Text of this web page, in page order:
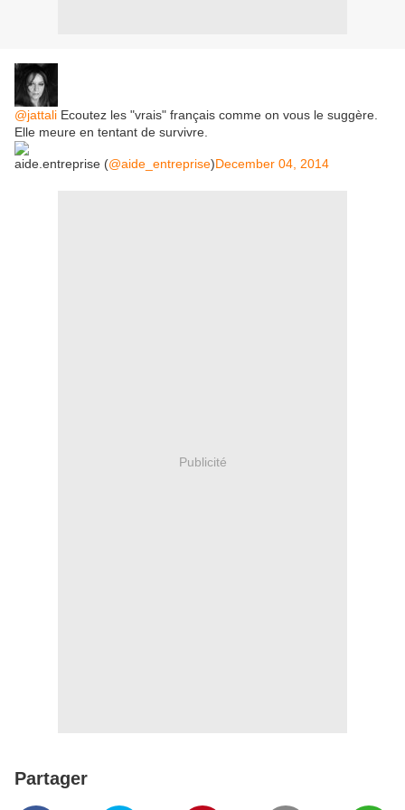
@jattali Ecoutez les "vrais" français comme on vous le suggère.
Elle meure en tentant de survivre.
aide.entreprise (@aide_entreprise)December 04, 2014
Publicité
Partager